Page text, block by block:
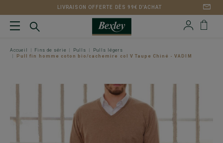
LIVRAISON OFFERTE DÈS 99€ D'ACHAT
Accueil Fins de série Pulls
Pulls légers
Pull fin homme coton bio/cachemire col V Taupe Chiné - VADIM